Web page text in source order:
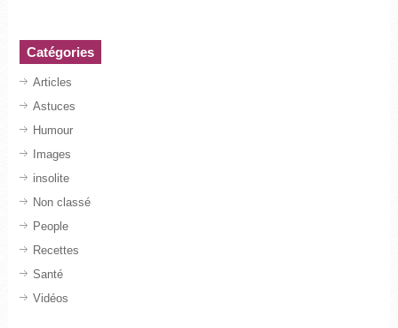
Catégories
Articles
Astuces
Humour
Images
insolite
Non classé
People
Recettes
Santé
Vidéos